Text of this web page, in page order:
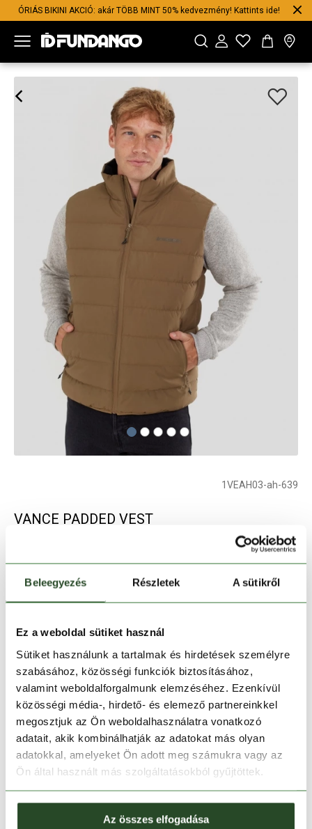
Beleegyezés Részletek A sütikről
Ez a weboldal sütiket használ
Sütiket használunk a tartalmak és hirdetések személyre
szabásához, közösségi funkciók biztosításához,
valamint weboldalforgalmunk elemzéséhez. Ezenkívül
közösségi média-, hirdető- és elemező partnereinkkel
megosztjuk az Ön weboldalhasználatra vonatkozó
adatait, akik kombinálhatják az adatokat más olyan
adatokkal, amelyeket Ön adott meg számukra vagy az
Ön által használt más szolgáltatásokból gyűjtöttek.
Az összes elfogadása
ÓRIÁS BIKINI AKCIÓ: akár TÖBB MINT 50% kedvezmény! Kattints ide!
TERMÉKLEÍRÁS
TERMÉK RÉSZLETEK
1VEAH03-ah-639
VANCE PADDED VEST
Szín: barna
30 napos visszaküldés
1-2 munkanapos szállítás
HOZZÁ AJÁNLJUK